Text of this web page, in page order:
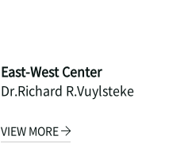
East-West Center
Dr.Richard R.Vuylsteke
VIEW MORE